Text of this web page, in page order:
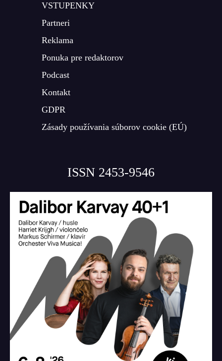
VSTUPENKY
Partneri
Reklama
Ponuka pre redaktorov
Podcast
Kontakt
GDPR
Zásady používania súborov cookie (EÚ)
ISSN 2453-9546